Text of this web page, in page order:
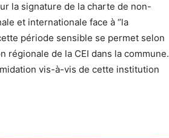
la signature de la charte de non-
et internationale face à ‘’la
période sensible se permet selon
régionale de la CEI dans la commune.
vis-à-vis de cette institution